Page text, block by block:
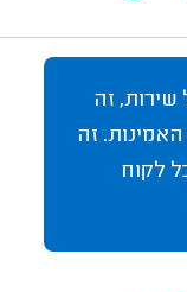
שירות, זה
זה
לקוח